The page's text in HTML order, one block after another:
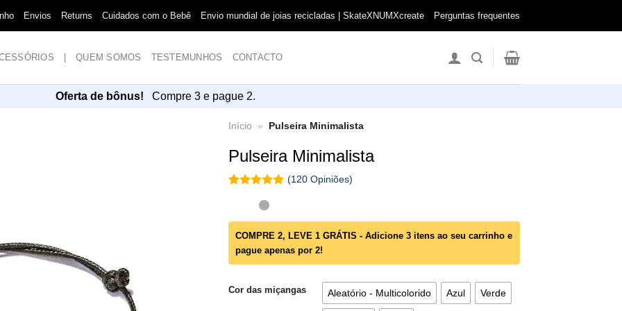
Envios Returns Cuidados com o Bebê Envio mundial de joias recicladas | SkateXNUMXcreate Perguntas frequentes
QUEM SOMOS​ TESTEMUNHOS CONTACTO
Oferta de bônus! Compre 3 e pague 2.
Início » Pulseira Minimalista
Pulseira Minimalista
classificações
de clientes
(120Opiniões)
COMPRE 2, LEVE 1 GRÁTIS - Adicione 3 itens ao seu carrinho e
pague apenas por 2!
Cor das miçangas Aleatório - Multicolorido Azul Verde